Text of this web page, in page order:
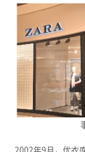
2002年9月，优衣